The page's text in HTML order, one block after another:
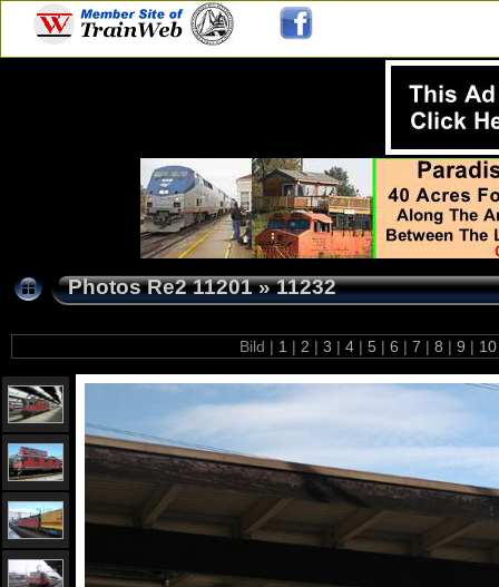
Photos Re2 11201»11232
Bild | 1 | 2 | 3 | 4 | 5 | 6 | 7 | 8 | 9 |